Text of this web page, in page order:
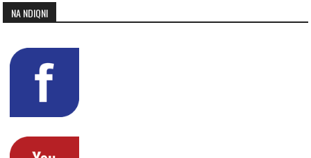
NA NDIQNI